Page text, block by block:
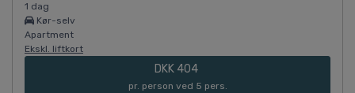
1 dag
Kør-selv
Apartment
Ekskl. liftkort
DKK 404
pr. person ved 5 pers.